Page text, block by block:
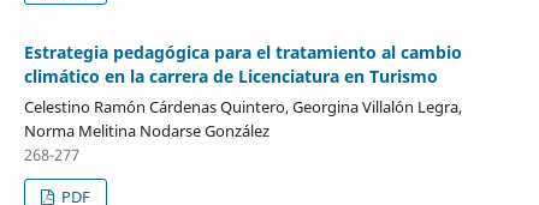
Estrategia pedagógica para el tratamiento al cambio
climático en la carrera de Licenciatura en Turismo
Celestino Ramón Cárdenas Quintero, Georgina Villalón Legra,
Norma Melitina Nodarse González
268-277
PDF